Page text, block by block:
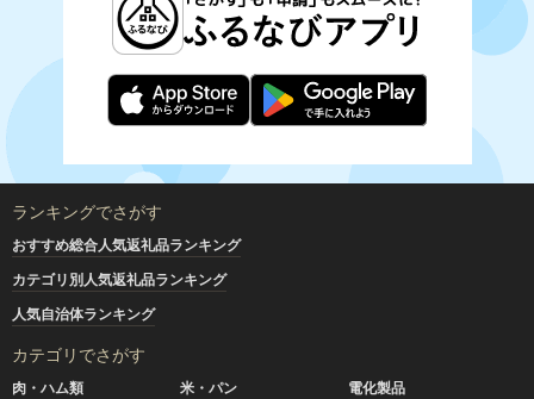
ランキングでさがす
おすすめ総合人気返礼品ランキング
カテゴリ別人気返礼品ランキング
人気自治体ランキング
カテゴリでさがす
肉・ハム類 米・パン
電化製品